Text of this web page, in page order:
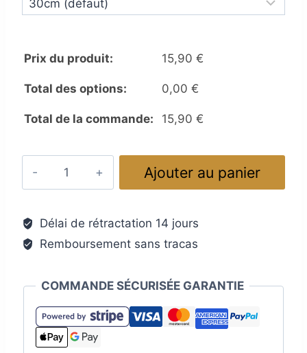
Prix du produit: 15,90 €
Total des options: 0,00 €
Total de la commande: 15,90 €
en
verre,
couleur
foncé
Ajouter au panier
Délai de rétractation 14 jours
Remboursement sans tracas
COMMANDE SÉCURISÉE GARANTIE